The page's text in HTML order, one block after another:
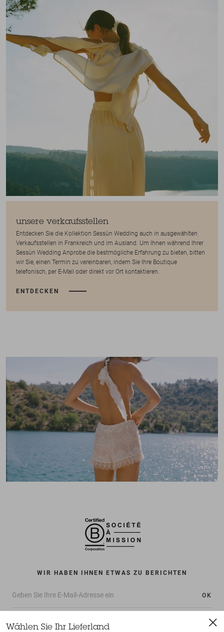
unsere verkaufsstellen
Entdecken Sie die Kollektion Sessùn Wedding auch in ausgewählten
Verkaufsstellen in Frankreich und im Ausland. Um Ihnen während Ihrer
Sessùn Wedding Anprobe die bestmögliche Erfahrung zu bieten, bitten
wir Sie, einen Termin zu vereinbaren, indem Sie Ihre Boutique
telefonisch, per E-Mail oder direkt vor Ort kontaktieren.
ENTDECKEN
WIR HABEN IHNEN ETWAS ZU BERICHTEN
OK
Wählen Sie Ihr Lieferland